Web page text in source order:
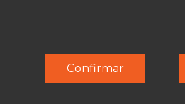
© Techolder. Todos os
SmashLine
Confirmar